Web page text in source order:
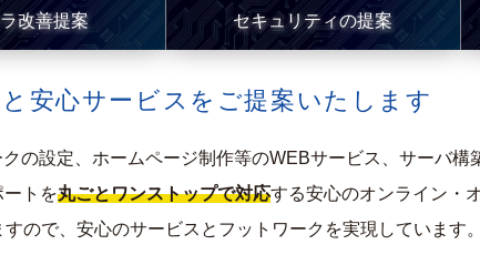
改善提案 セキュリティの提案
安心サービスをご提案いたします
の設定、ホームページ制作等のWEBサービス、サーバ構
トを丸ごとワンストップで対応する安心のオンライン・
ので、安心のサービスとフットワークを実現しています。